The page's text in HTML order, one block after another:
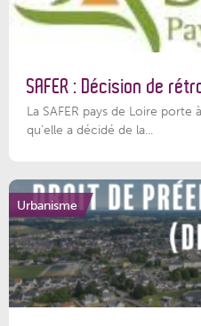
SAFER : Décision de
La SAFER pays de Loire porte
qu’elle a décidé de la...
Urbanisme